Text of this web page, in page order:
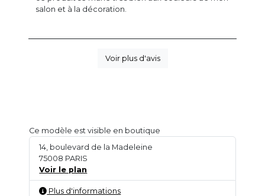
salon et à la décoration.
Voir plus d'avis
Ce modèle est visible en boutique
14, boulevard de la Madeleine
75008 PARIS
Voir le plan
Plus d'informations